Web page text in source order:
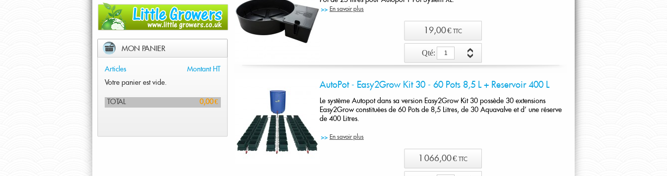
En savoir plus
19,00 € TTC
Qté:
AutoPot - Easy2Grow Kit 30 - 60 Pots 8,5 L + Reservoir 400 L
Le système Autopot dans sa version Easy2Grow Kit 30 possède 30 extensions
Easy2Grow constituées de 60 Pots de 8,5 Litres, de 30 Aquavalve et d' une réserve
de 400 Litres.
En savoir plus
1 066,00 € TTC
MON PANIER
Articles
Montant HT
Votre panier est vide.
TOTAL 0,00 €